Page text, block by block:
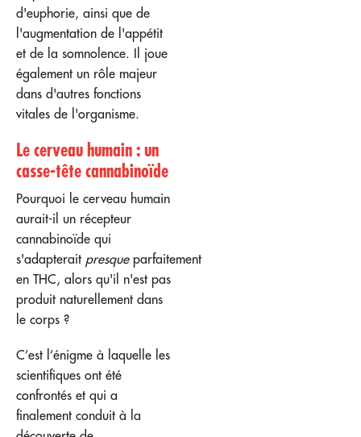
d'euphorie, ainsi que de
l'augmentation de l'appétit
et de la somnolence. Il joue
également un rôle majeur
dans d'autres fonctions
vitales de l'organisme.
Le cerveau humain : un
casse-tête cannabinoïde
Pourquoi le cerveau humain
aurait-il un récepteur
cannabinoïde qui
s'adapterait presqueparfaitement
en THC, alors qu'il n'est pas
produit naturellement dans
le corps ?
C’est l’énigme à laquelle les
scientifiques ont été
confrontés et qui a
finalement conduit à la